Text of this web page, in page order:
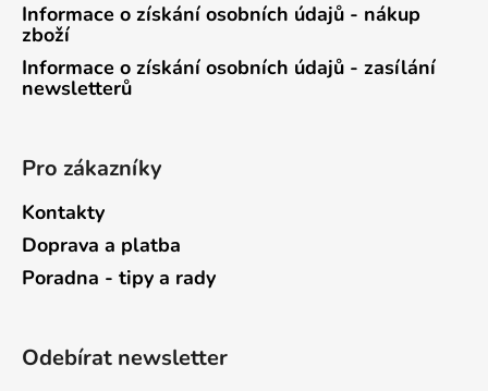
Informace o získání osobních údajů - nákup
zboží
Informace o získání osobních údajů - zasílání
newsletterů
Pro zákazníky
Kontakty
Doprava a platba
Poradna - tipy a rady
Odebírat newsletter